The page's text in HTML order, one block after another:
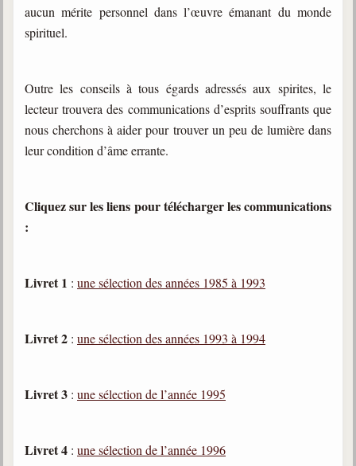
Posez votre question
Galerie photos
Vidéoscope
Les Illustrés
Médias spirites
aucun mérite personnel dans l’œuvre émanant du monde
spirituel.
Outre les conseils à tous égards adressés aux spirites, le
lecteur trouvera des communications d’esprits souffrants que
nous cherchons à aider pour trouver un peu de lumière dans
leur condition d’âme errante.
Cliquez sur les liens pour télécharger les communications
:
Livret 1 : une sélection des années 1985 à 1993
Livret 2 : une sélection des années 1993 à 1994
Livret 3 : une sélection de l’année 1995
Livret 4 : une sélection de l’année 1996